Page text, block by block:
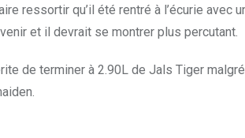
qu’il été rentré à l’écurie avec
et il devrait se montrer plus percutant.
de terminer à 2.90L de Jals Tiger